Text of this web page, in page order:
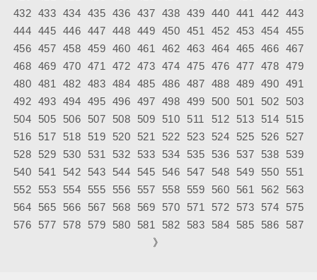
432 433 434 435 436 437 438 439 440 441 442 443
444 445 446 447 448 449 450 451 452 453 454 455
456 457 458 459 460 461 462 463 464 465 466 467
468 469 470 471 472 473 474 475 476 477 478 479
480 481 482 483 484 485 486 487 488 489 490 491
492 493 494 495 496 497 498 499 500 501 502
503
504
505 506 507 508 509 510 511 512 513 514
515
516
517 518 519 520 521 522 523 524 525 526
527
528
529 530 531 532 533 534 535 536 537 538
539
540
541 542 543 544 545 546 547 548 549 550
551
552
553 554 555 556 557 558 559 560 561 562
563
564
565 566 567 568 569 570 571 572 573 574
575
576
577 578 579 580 581 582 583 584 585 586
587
》